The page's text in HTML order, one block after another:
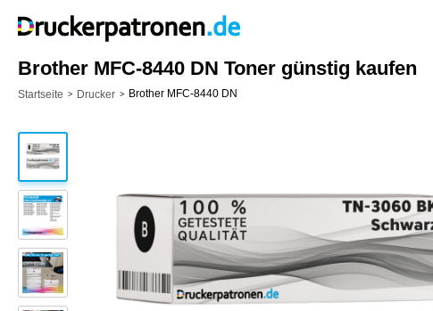
Brother MFC-8440 DN Toner günstig kaufen
Startseite > Drucker > Brother MFC-8440 DN